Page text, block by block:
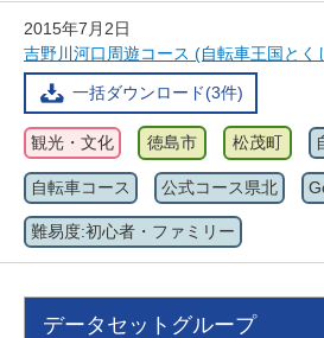
2015年7月2日
吉野川河口周遊コース (自転車王国とく
一括ダウンロード(3件)
観光・文化 徳島市 松茂町
自転車コース 公式コース県北
難易度:初心者・ファミリー
データセットグループ